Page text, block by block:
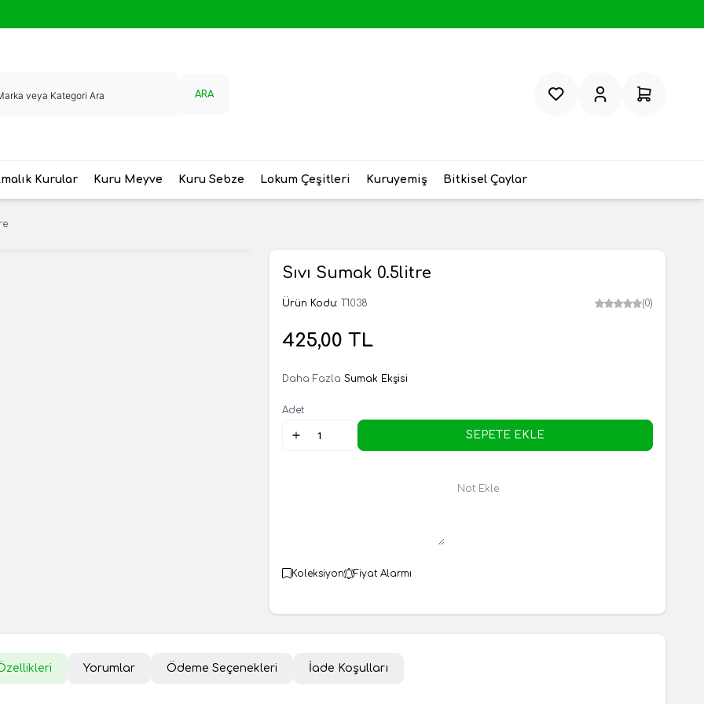
ARA FavorilerimHesabım Sepetim
Kurular Kuru Meyve Kuru Sebze Lokum Çeşitleri Kuruyemiş Bitkisel Çaylar
Sıvı Sumak 0.5litre
Ürün Kodu: T1038 (0)
425,00 TL
Daha Fazla Sumak Ekşisi
Adet
SEPETE EKLE
Not Ekle
Koleksiyon Fiyat Alarmı
Yorumlar Ödeme Seçenekleri İade Koşulları